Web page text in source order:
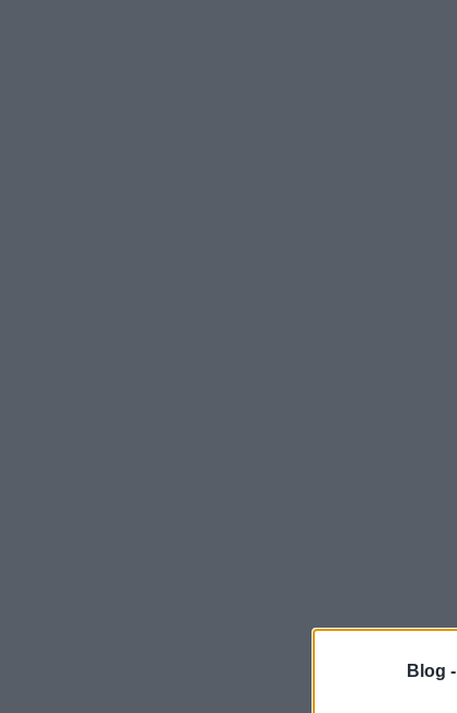
Blog -